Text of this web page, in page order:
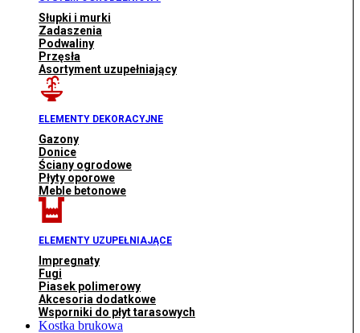
Słupki i murki
Zadaszenia
Podwaliny
Przęsła
Asortyment uzupełniający
ELEMENTY DEKORACYJNE
Gazony
Donice
Ściany ogrodowe
Płyty oporowe
Meble betonowe
ELEMENTY UZUPEŁNIAJĄCE
Impregnaty
Fugi
Piasek polimerowy
Akcesoria dodatkowe
Wsporniki do płyt tarasowych
Kostka brukowa